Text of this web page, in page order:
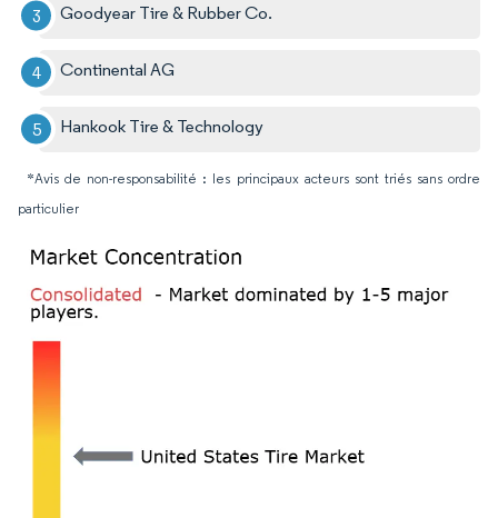
Goodyear Tire & Rubber Co.
Continental AG
Hankook Tire & Technology
*Avis de non-responsabilité : les principaux acteurs sont triés sans ordre
particulier